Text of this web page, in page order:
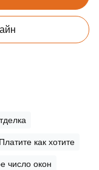
Платите как хотите
число окон